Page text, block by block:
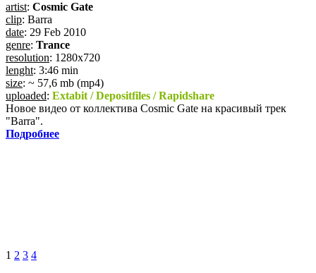
artist: Cosmic Gate
clip: Barra
date: 29 Feb 2010
genre: Trance
resolution: 1280x720
lenght: 3:46 min
size: ~ 57,6 mb (mp4)
uploaded: Extabit / Depositfiles / Rapidshare
Новое видео от коллектива Cosmic Gate на красивый трек
"Barra".
Подробнее
1 2 3 4